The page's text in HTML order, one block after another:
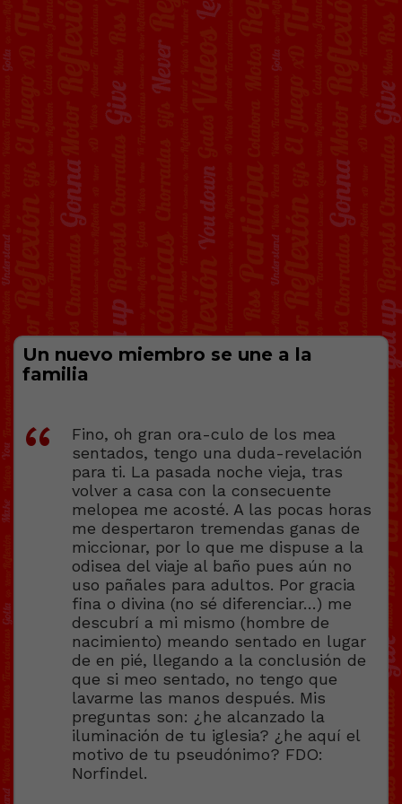
Un nuevo miembro se une a la
familia
Fino, oh gran ora-culo de los mea
sentados, tengo una duda-revelación
para ti. La pasada noche vieja, tras
volver a casa con la consecuente
melopea me acosté. A las pocas horas
me despertaron tremendas ganas de
miccionar, por lo que me dispuse a la
odisea del viaje al baño pues aún no
uso pañales para adultos. Por gracia
fina o divina (no sé diferenciar…) me
descubrí a mi mismo (hombre de
nacimiento) meando sentado en lugar
de en pié, llegando a la conclusión de
que si meo sentado, no tengo que
lavarme las manos después. Mis
preguntas son: ¿he alcanzado la
iluminación de tu iglesia? ¿he aquí el
motivo de tu pseudónimo? FDO:
Norfindel.